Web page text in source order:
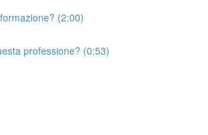
(2:00)
professione? (0:53)